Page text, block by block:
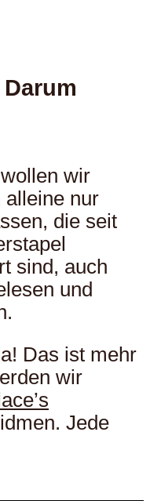
wir
alleine nur
die seit
sind, auch
und
Das ist mehr
wir
Jede